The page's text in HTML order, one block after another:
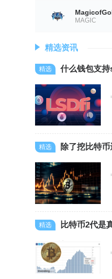
MAGIC
精选资讯
什么钱包支
除了挖比特
比特币2代是